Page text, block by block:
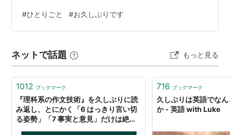
な…？ 今後の仕事のこととか、色々書きたいことはある
んだけど とりあえず生きてるし、このブログもやめる気
ート行ってこようね… こんな不安定な状況でよく続けて
るよなあって我ながら思う。 急に家庭の事情で遅刻しま
す！とか多くなったもんな… き…
#ひとりごと #お久しぶりです
ネットで話題 もっと見る
1012 ブックマーク
『理科系の作文技術』を久しぶりに読
み返し、とにかく「6 はっきり言い切
る姿勢」「7 事実と意見」だけは絶対
716 ブックマーク
久しぶりは英語でな
か - 英語 with Luke